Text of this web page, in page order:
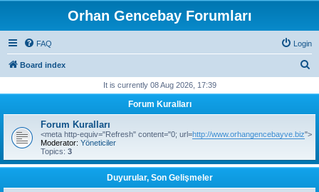
Orhan Gencebay Forumları
FAQ Login
Board index
r
c
It is currently 08 Aug 2026, 17:39
Forum Kuralları
Forum Kuralları
<meta http-equiv="Refresh" content="0; url=http://www.orhangencebayve.biz">
Moderator: Yöneticiler
Topics: 3
Duyurular, Son Gelişmeler